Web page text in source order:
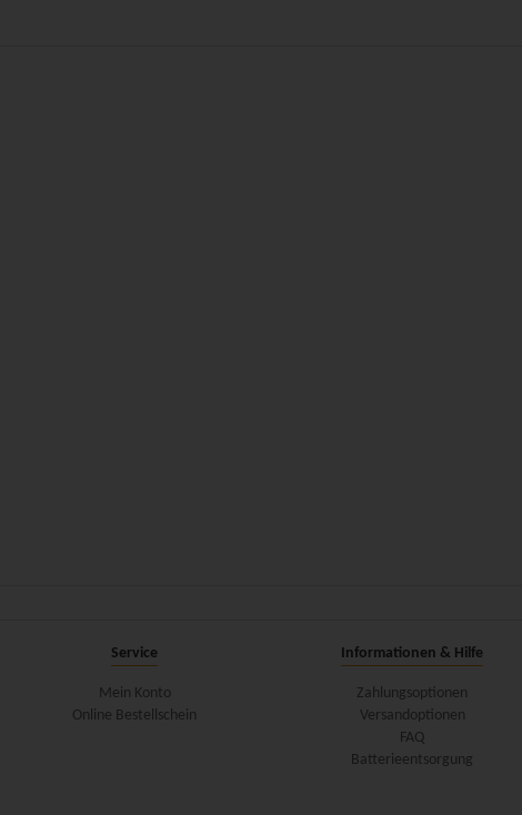
Service
Mein Konto
Online Bestellschein
Informationen & Hilfe
Zahlungsoptionen
Versandoptionen
FAQ
Batterieentsorgung